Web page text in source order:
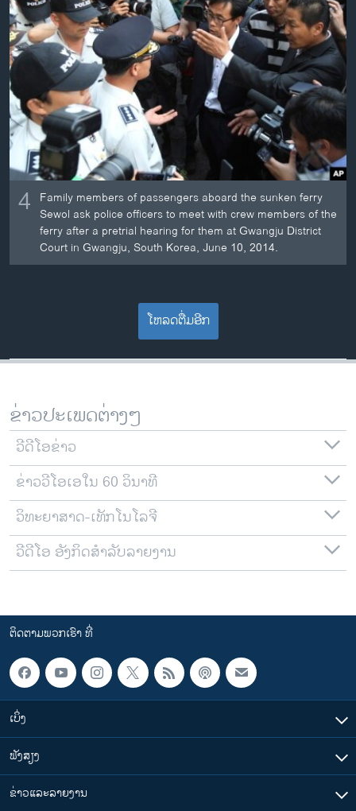
4 Family members of passengers aboard the sunken ferry
Sewol ask police officers to meet with crew members of the
ferry after a pretrial hearing for them at Gwangju District
Court in Gwangju, South Korea, June 10, 2014.
ໂຫລດຕື່ມອີກ
ຂ່າວປະເພດຕ່າງໆ
ວີດີໂອຂ່າວ
ຂ່າວວີໂອເອໃນ 60 ວິນາທີ
ວິທະຍາສາດ-ເທັກໂນໂລຈີ
ວີດີໂອ ອັງກິດສຳລັບລາຍງານ
ຕິດຕາມພວກເຮົາ ທີ່
ເບິ່ງ
ຟັງສຽງ
ຂ່າວແລະລາຍງານ